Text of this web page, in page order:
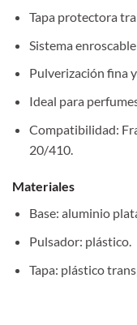
Tapa protectora
Sistema
Pulverización fina
Ideal para
Compatibilidad:
20/410.
Materiales
Base: aluminio
Pulsador: plástico.
Tapa: plástico